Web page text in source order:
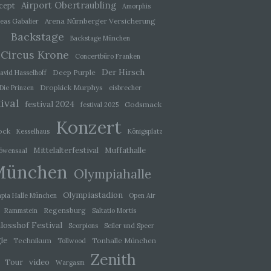
Airport Obertraubling
Amorphis
Gabalier
Arena Nürnberger Versicherung
Backstage Backstage München
Circus Krone
Concertbüro Franken
Hasselhoff
Deep Purple Der Hirsch
Die Prinzen Dropkick Murphys eisbrecher
festival 2024 festival 2025 Godsmack
Kesselhaus Konzert Königsplatz
Mittelalterfestival Muffathalle
Olympiahalle
Halle München Olympiastadion
Open Air
Rammstein
Regensburg Saltatio Mortis
Festival Scorpions Seiler und Speer
Technikum Tollwood Tonhalle München
Tour video Wargasm Zenith
das